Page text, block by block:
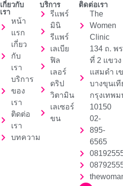
เกี่ยวกับ
เรา
หน้า
แรก
เกี่ยว
กับ
เรา
บริการ
ของ
เรา
ติดต่อ
เรา
บทความ
บริการ
รีแพร์
มินิ
รีแพร์
เลเบีย
ฟิล
เลอร์
ดริป
วิตามิน
เลเซอร์
ขน
ติดต่อเรา
The
Women
Clinic
134 ถ. พ
ที่ 2 แขวง
แสมดำ เ
บางขุนเที
กรุงเทพ
10150
02-
895-
6565